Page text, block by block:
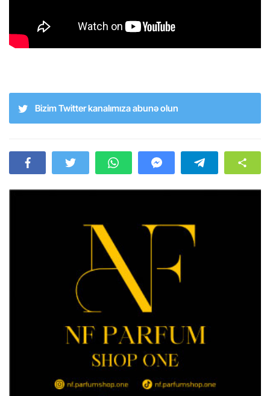
Bizim Twitter kanalımıza abunə olun